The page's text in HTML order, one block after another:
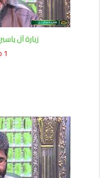
زيارة آل
1 year ago